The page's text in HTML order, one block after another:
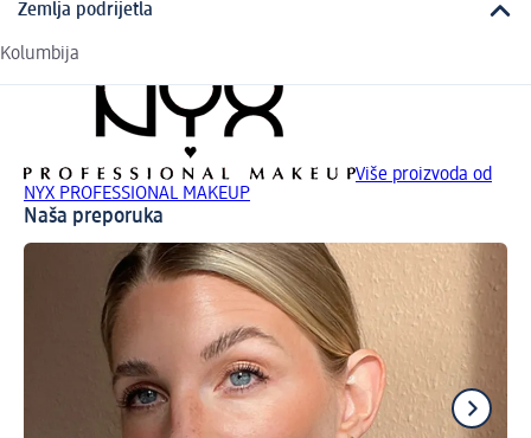
Zemlja podrijetla
Kolumbija
Više proizvoda od
NYX PROFESSIONAL MAKEUP
Naša preporuka